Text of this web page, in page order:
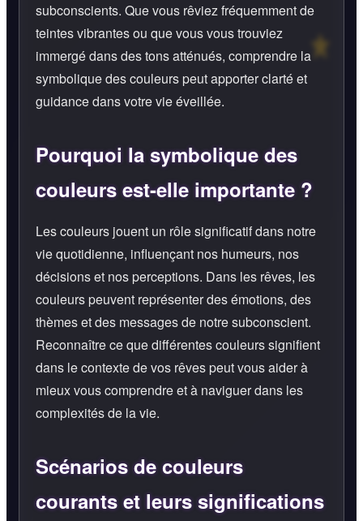
subconscients. Que vous rêviez fréquemment de
teintes vibrantes ou que vous vous trouviez
immergé dans des tons atténués, comprendre la
symbolique des couleurs peut apporter clarté et
guidance dans votre vie éveillée.
Pourquoi la symbolique des
couleurs est-elle importante ?
Les couleurs jouent un rôle significatif dans notre
vie quotidienne, influençant nos humeurs, nos
décisions et nos perceptions. Dans les rêves, les
couleurs peuvent représenter des émotions, des
thèmes et des messages de notre subconscient.
Reconnaître ce que différentes couleurs signifient
dans le contexte de vos rêves peut vous aider à
mieux vous comprendre et à naviguer dans les
complexités de la vie.
Scénarios de couleurs
courants et leurs significations